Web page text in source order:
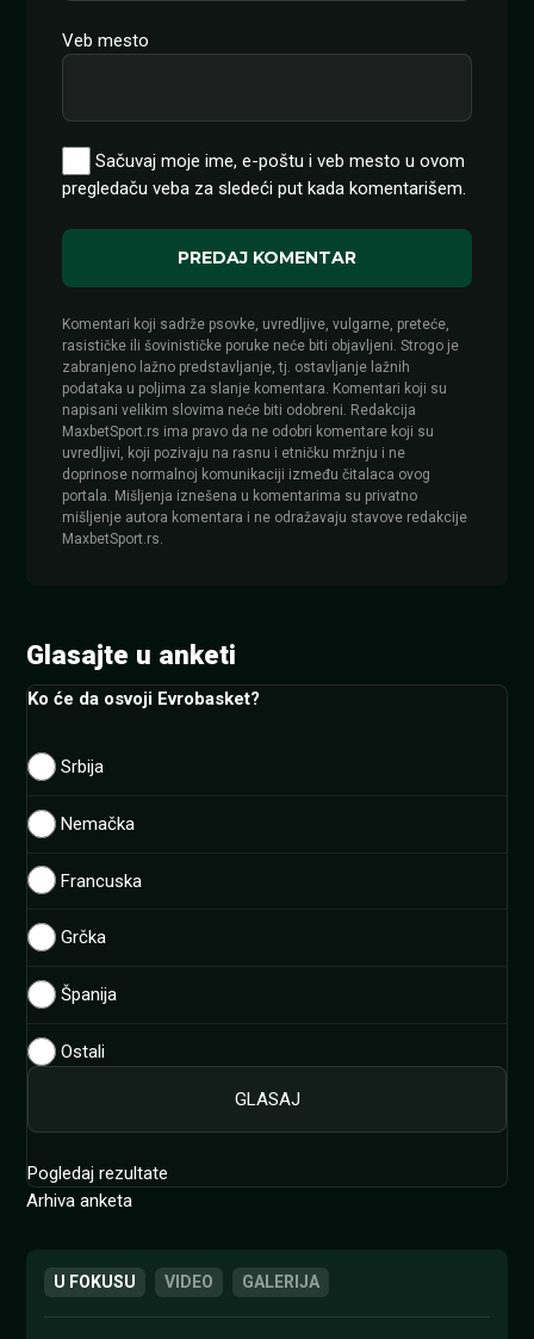
Veb mesto
Sačuvaj moje ime, e-poštu i veb mesto u ovom
pregledaču veba za sledeći put kada komentarišem.
Komentari koji sadrže psovke, uvredljive, vulgarne, preteće,
rasističke ili šovinističke poruke neće biti objavljeni. Strogo je
zabranjeno lažno predstavljanje, tj. ostavljanje lažnih
podataka u poljima za slanje komentara. Komentari koji su
napisani velikim slovima neće biti odobreni. Redakcija
MaxbetSport.rs ima pravo da ne odobri komentare koji su
uvredljivi, koji pozivaju na rasnu i etničku mržnju i ne
doprinose normalnoj komunikaciji između čitalaca ovog
portala. Mišljenja iznešena u komentarima su privatno
mišljenje autora komentara i ne odražavaju stavove redakcije
MaxbetSport.rs.
Glasajte u anketi
Ko će da osvoji Evrobasket?
Srbija
Nemačka
Francuska
Grčka
Španija
Ostali
Pogledaj rezultate
Arhiva anketa
U FOKUSU VIDEO GALERIJA